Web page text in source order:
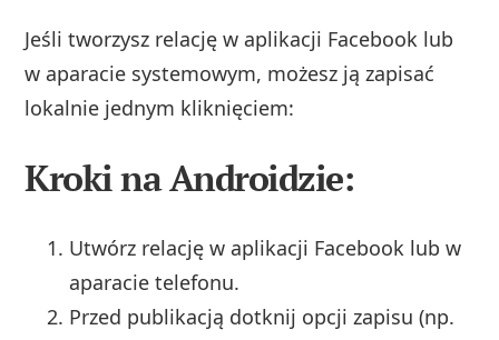
Jeśli tworzysz relację w aplikacji Facebook lub
w aparacie systemowym, możesz ją zapisać
lokalnie jednym kliknięciem:
Kroki na Androidzie:
Utwórz relację w aplikacji Facebook lub w
aparacie telefonu.
Przed publikacją dotknij opcji zapisu (np.